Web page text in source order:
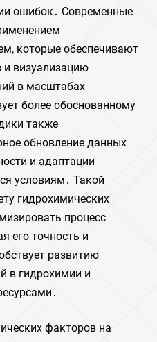
ошибок․ Современные
которые обеспечивают
и визуализацию
в масштабах
более обоснованному
также
обновление данных
и адаптации
условиям․ Такой
гидрохимических
процесс
его точность и
развитию
в гидрохимии и
факторов на